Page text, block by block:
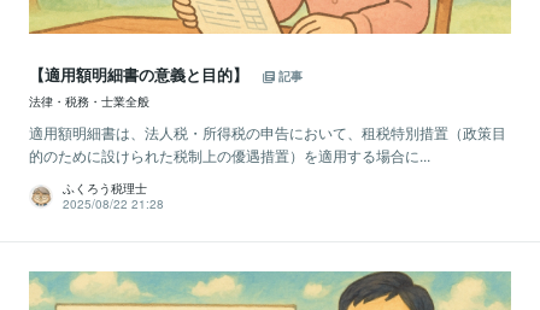
【適用額明細書の意義と目的】
記事
法律・税務・士業全般
適用額明細書は、法人税・所得税の申告において、租税特別措置（政策目
的のために設けられた税制上の優遇措置）を適用する場合に...
ふくろう税理士
2025/08/22 21:28